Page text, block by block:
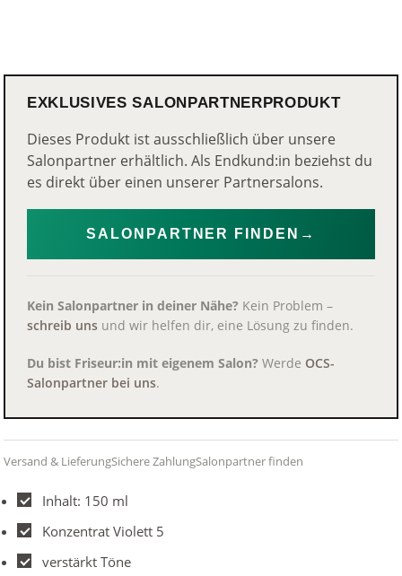
EXKLUSIVES SALONPARTNERPRODUKT
Dieses Produkt ist ausschließlich über unsere
Salonpartner erhältlich. Als Endkund:in beziehst du
es direkt über einen unserer Partnersalons.
SALONPARTNER FINDEN →
Kein Salonpartner in deiner Nähe?Kein Problem –
schreib unsund wir helfen dir, eine Lösung zu finden.
Du bist Friseur:in mit eigenem Salon?Werde OCS-
Salonpartner bei uns.
Versand & LieferungSichere ZahlungSalonpartner finden
Inhalt: 150 ml
Konzentrat Violett 5
verstärkt Töne